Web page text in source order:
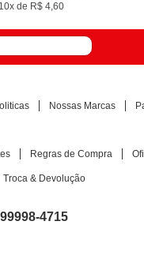
10x de R$ 4,60
Nossas Marcas
Regras de Compra
Troca & Devolução
99998-4715